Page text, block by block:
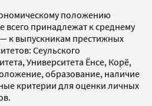
положению
принадлежат к среднему
к выпускникам престижных
Сеульского
Университета Ёнсе, Корё,
образование, наличие
критерии для оценки личных